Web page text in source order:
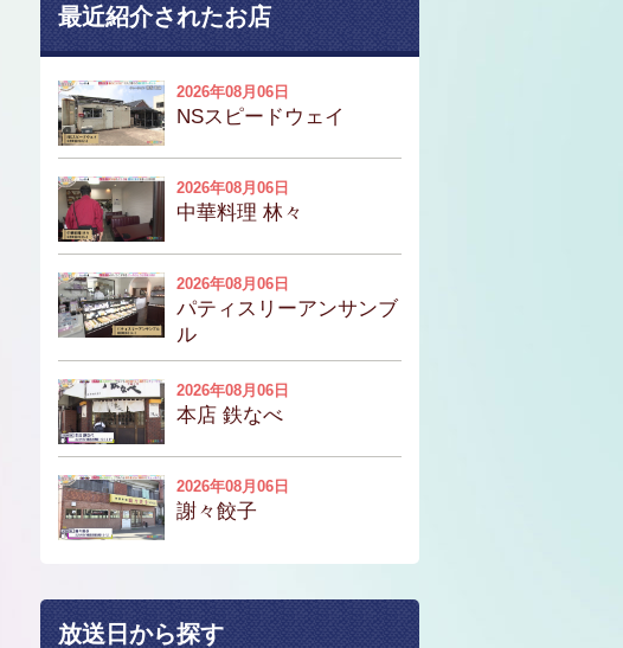
最近紹介されたお店
2026年08月06日
NSスピードウェイ
2026年08月06日
中華料理 林々
2026年08月06日
パティスリーアンサンブ
ル
2026年08月06日
本店 鉄なべ
2026年08月06日
謝々餃子
放送日から探す